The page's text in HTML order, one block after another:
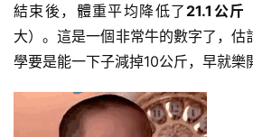
結束後，體重平均降低了 21.1公斤
大）。這是一個非常牛的數字了，估
學要是能一下子減掉10公斤，早就樂